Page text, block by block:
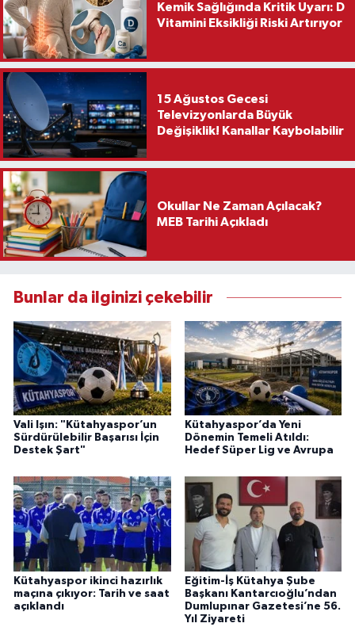
Kemik Sağlığında Kritik Uyarı: D
Vitamini Eksikliği Riski Artırıyor
15 Ağustos Gecesi
Televizyonlarda Büyük
Değişiklik! Kanallar Kaybolabilir
Okullar Ne Zaman Açılacak?
MEB Tarihi Açıkladı
Bunlar da ilginizi çekebilir
Vali Işın: "Kütahyaspor’un
Sürdürülebilir Başarısı İçin
Destek Şart"
Kütahyaspor’da Yeni
Dönemin Temeli Atıldı:
Hedef Süper Lig ve Avrupa
Kütahyaspor ikinci hazırlık
maçına çıkıyor: Tarih ve saat
açıklandı
Eğitim-İş Kütahya Şube
Başkanı Kantarcıoğlu’ndan
Dumlupınar Gazetesi’ne 56.
Yıl Ziyareti